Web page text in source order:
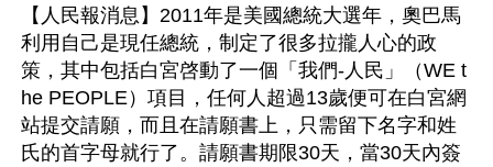
【人民報消息】2011年是美國總統大選年，奧巴馬
利用自己是現任總統，制定了很多拉攏人心的政
策，其中包括白宮啓動了一個「我們-人民」（WE t
he PEOPLE）項目，任何人超過13歲便可在白宮網
站提交請願，而且在請願書上，只需留下名字和姓
氏的首字母就行了。請願書期限30天，當30天內簽